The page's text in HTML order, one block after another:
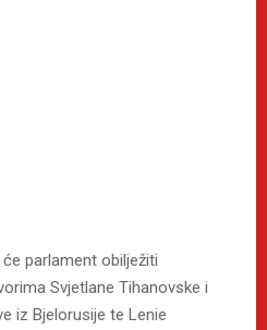
parlament obilježiti
Svjetlane Tihanovske i
iz Bjelorusije te Lenie